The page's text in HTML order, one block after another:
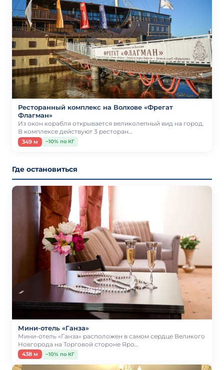
Ресторанный комплекс на Волхове «Фрегат
Флагман»
Из окон корабля открывается великолепный вид на город.
В комплексе действуют 3 ресторан…
349 м −10% по КГ
Где остановиться
Мини-отель «Ганза»
Мини-отель «Ганза» расположен в самом сердце Великого
Новгорода на Торговой стороне Яро…
438 м −10% по КГ